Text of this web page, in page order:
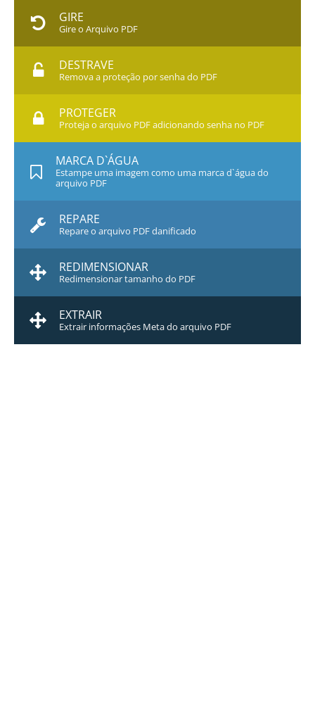
GIRE
Gire o Arquivo PDF
DESTRAVE
Remova a proteção por senha do PDF
PROTEGER
Proteja o arquivo PDF adicionando senha no PDF
MARCA D`ÁGUA
Estampe uma imagem como uma marca d`água do
arquivo PDF
REPARE
Repare o arquivo PDF danificado
REDIMENSIONAR
Redimensionar tamanho do PDF
EXTRAIR
Extrair informações Meta do arquivo PDF